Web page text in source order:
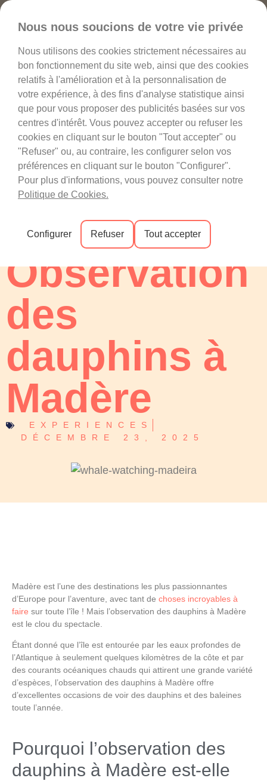
Observation
des
dauphins à
Madère
EXPERIENCES
DÉCEMBRE 23, 2025
Madère est l’une des destinations les plus passionnantes
d’Europe pour l’aventure, avec tant de choses incroyables à
faire sur toute l’île ! Mais l’observation des dauphins à Madère
est le clou du spectacle.
Étant donné que l’île est entourée par les eaux profondes de
l’Atlantique à seulement quelques kilomètres de la côte et par
des courants océaniques chauds qui attirent une grande variété
d’espèces, l’observation des dauphins à Madère offre
d’excellentes occasions de voir des dauphins et des baleines
toute l’année.
Pourquoi l’observation des
dauphins à Madère est-elle
Nous nous soucions de votre vie privée
Nous utilisons des cookies strictement nécessaires au
bon fonctionnement du site web, ainsi que des cookies
relatifs à l'amélioration et à la personnalisation de
votre expérience, à des fins d'analyse statistique ainsi
que pour vous proposer des publicités basées sur vos
centres d'intérêt. Vous pouvez accepter ou refuser les
cookies en cliquant sur le bouton "Tout accepter" ou
"Refuser" ou, au contraire, les configurer selon vos
préférences en cliquant sur le bouton "Configurer".
Pour plus d'informations, vous pouvez consulter notre
Politique de Cookies.
Configurer Refuser Tout accepter